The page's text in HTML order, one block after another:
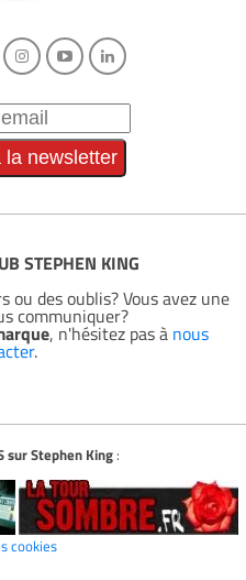
STEPHEN KING
ou des oublis? Vous avez une
communiquer?
, n'hésitez pas à nous
.
sur Stephen King:
cookies